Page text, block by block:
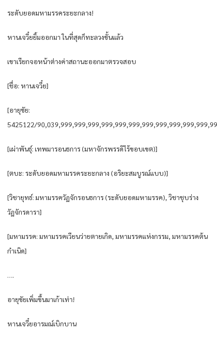
ระดับยอดมหามรรคระยะกลาง!
หานเจวี๋ยยิ้มออกมา ในที่สุดก็ทะลวงขั้นแล้ว
เขาเรียกจอหน้าต่างค่าสถานะออกมาตรวจสอบ
[ชื่อ: หานเจวี๋ย]
[อายุขัย:
5425122/
[เผ่าพันธุ์: เทพมารอนธการ (มหาจักรพรรดิไร้ขอบเขต)]
[ตบะ: ระดับยอดมหามรรคระยะกลาง (อริยะสมบูรณ์แบบ)]
[วิชายุทธ์: มหามรรควัฏจักรอนธการ (ระดับยอดมหามรรค), วิชาชุบร่าง
วัฏจักรดารา]
[มหามรรค: มหามรรคเวียนว่ายตายเกิด, มหามรรคแห่งกรรม, มหามรรคต้น
กำเนิด]
….
อายุขัยเพิ่มขึ้นมาเก้าเท่า!
หานเจวี๋ยอารมณ์เบิกบาน